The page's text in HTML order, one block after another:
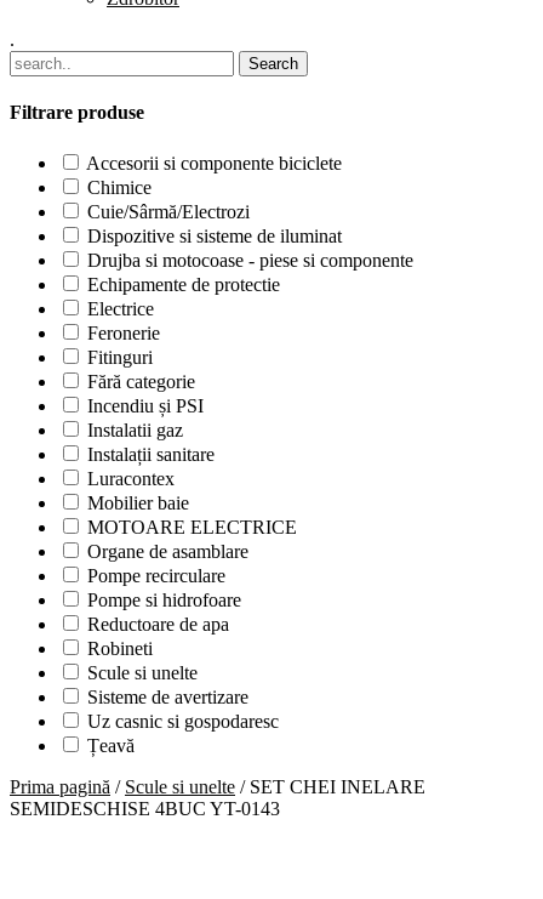
.
Filtrare produse
Accesorii si componente biciclete
Chimice
Cuie/Sârmă/Electrozi
Dispozitive si sisteme de iluminat
Drujba si motocoase - piese si componente
Echipamente de protectie
Electrice
Feronerie
Fitinguri
Fără categorie
Incendiu și PSI
Instalatii gaz
Instalații sanitare
Luracontex
Mobilier baie
MOTOARE ELECTRICE
Organe de asamblare
Pompe recirculare
Pompe si hidrofoare
Reductoare de apa
Robineti
Scule si unelte
Sisteme de avertizare
Uz casnic si gospodaresc
Țeavă
Prima pagină / Scule si unelte / SET CHEI INELARE
SEMIDESCHISE 4BUC YT-0143